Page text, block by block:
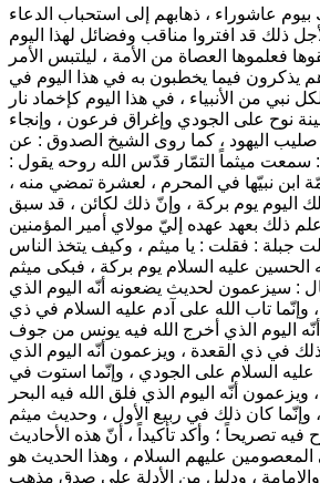
بيوم عاشوراء ، ذهابهم إلى استحباب الدعاء
ذلك قد افتروا مناقب وفضائل لهذا اليوم
فعلموها العصاة من الأمة ، ليلتبس الأمر
يذكرون فيما يخطبون به في هذا اليوم في
نبي من الأنبياء ، في هذا اليوم كإخماد نار
نوح على الجودي وإغراق فرعون ، وإنجاء
اليهود ، كما روى الشيخ الصدوق : عن
: سمعت ميثماً التمّار قدّس الله روحه يقول :
ابن نبيّها في المحرم ، لعشرة تمضي منه ،
اليوم يوم بركة ، وإنّ ذلك لكائن ، قد سبق
ذلك بعهد عهده إليّ مولاي أمير المؤمنين
جبلة : فقلت : يا ميثم ، وكيف يتخذ الناس
الحسين عليه السلام يوم بركة ، فبكى ميثم
: سيزعمون لحديث يضعونه أنّه اليوم الذي
وإنّما تاب الله على آدم عليه السلام في ذي
اليوم الذي أخرج الله فيه يونس من جوف
في ذي القعدة ، ويزعمون أنّه اليوم الذي
السلام على الجودي ، وإنّما استوت في
أنّه اليوم الذي فلق الله فيه البحر
كان ذلك في ربيع الأول ، وحديث ميثم
تصريحاً ؛ وأكد تأكيداً ، أنّ هذه الأحاديث
عليهم السلام ، وهذا الحديث هو
والإمامة ، ودليل من الأدلة على صدق مذهب